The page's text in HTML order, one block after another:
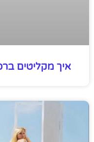
איך מקליטים